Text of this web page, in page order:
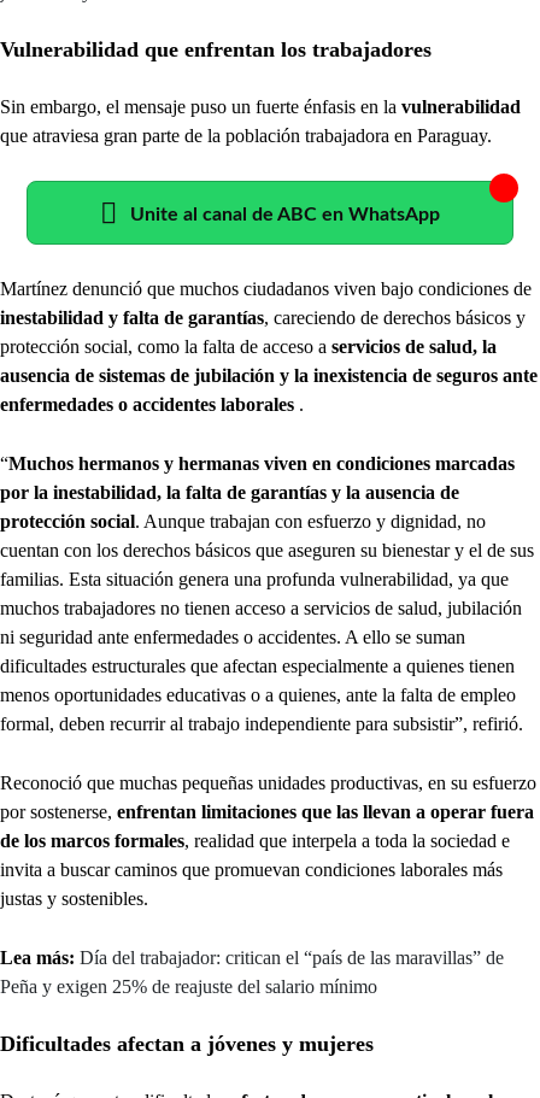
Vulnerabilidad que enfrentan los trabajadores
Sin embargo, el mensaje puso un fuerte énfasis en la vulnerabilidad
que atraviesa gran parte de la población trabajadora en Paraguay.
Unite al canal de ABC en WhatsApp
Martínez denunció que muchos ciudadanos viven bajo condiciones de
inestabilidad y falta de garantías, careciendo de derechos básicos y
protección social, como la falta de acceso a servicios de salud, la
ausencia de sistemas de jubilación y la inexistencia de seguros ante
enfermedades o accidentes laborales .
“Muchos hermanos y hermanas viven en condiciones marcadas
por la inestabilidad, la falta de garantías y la ausencia de
protección social. Aunque trabajan con esfuerzo y dignidad, no
cuentan con los derechos básicos que aseguren su bienestar y el de sus
familias. Esta situación genera una profunda vulnerabilidad, ya que
muchos trabajadores no tienen acceso a servicios de salud, jubilación
ni seguridad ante enfermedades o accidentes. A ello se suman
dificultades estructurales que afectan especialmente a quienes tienen
menos oportunidades educativas o a quienes, ante la falta de empleo
formal, deben recurrir al trabajo independiente para subsistir”, refirió.
Reconoció que muchas pequeñas unidades productivas, en su esfuerzo
por sostenerse, enfrentan limitaciones que las llevan a operar fuera
de los marcos formales, realidad que interpela a toda la sociedad e
invita a buscar caminos que promuevan condiciones laborales más
justas y sostenibles.
Lea más: Día del trabajador: critican el “país de las maravillas” de
Peña y exigen 25% de reajuste del salario mínimo
Dificultades afectan a jóvenes y mujeres